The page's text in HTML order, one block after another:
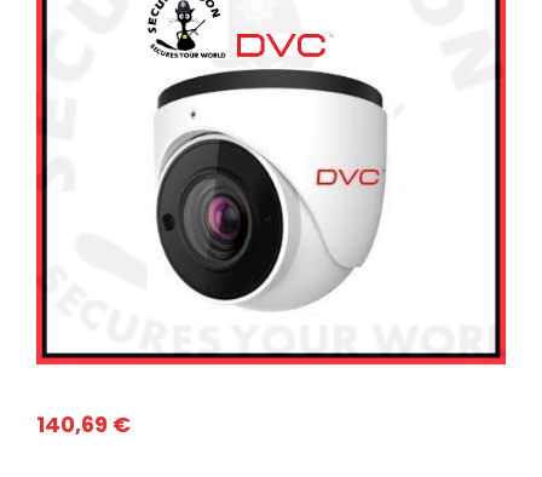
140,69 €